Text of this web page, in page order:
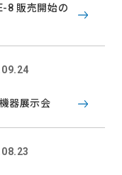
8 販売開始の
器展示会